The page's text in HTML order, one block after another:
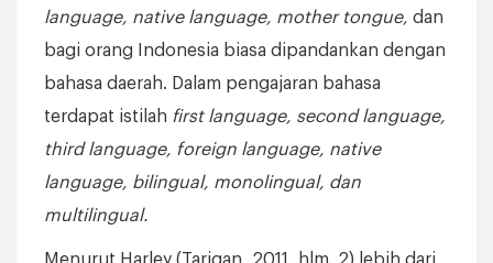
language, native language, mother tongue, dan
bagi orang Indonesia biasa dipandankan dengan
bahasa daerah. Dalam pengajaran bahasa
terdapat istilah first language, second language,
third language, foreign language, native
language, bilingual, monolingual, dan
multilingual.